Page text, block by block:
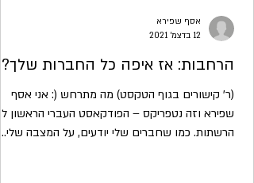
הרחבות: אז איפה כל החברות שלך?
(ר' קישורים בגוף הטקסט) מה מתרחש (: אני אסף
שפירא וזה נטפריקס – הפודקאסט העברי הראשון
הרשתות. כמו שחברים שלי יודעים, על המצבה שלי...
אסף שפירא
12 בדצמ׳ 2021